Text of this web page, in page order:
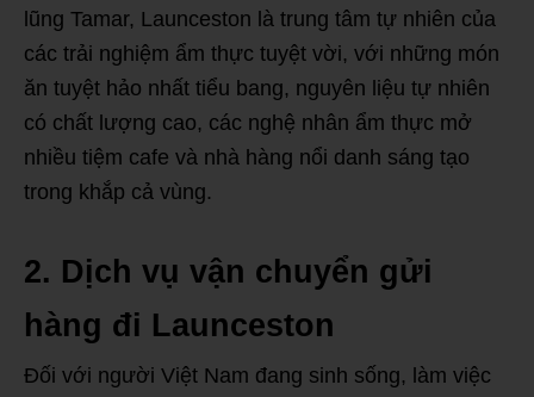
lũng Tamar, Launceston là trung tâm tự nhiên của
các trải nghiệm ẩm thực tuyệt vời, với những món
ăn tuyệt hảo nhất tiểu bang, nguyên liệu tự nhiên
có chất lượng cao, các nghệ nhân ẩm thực mở
nhiều tiệm cafe và nhà hàng nổi danh sáng tạo
trong khắp cả vùng.
2. Dịch vụ vận chuyển gửi
hàng đi Launceston
Đối với người Việt Nam đang sinh sống, làm việc